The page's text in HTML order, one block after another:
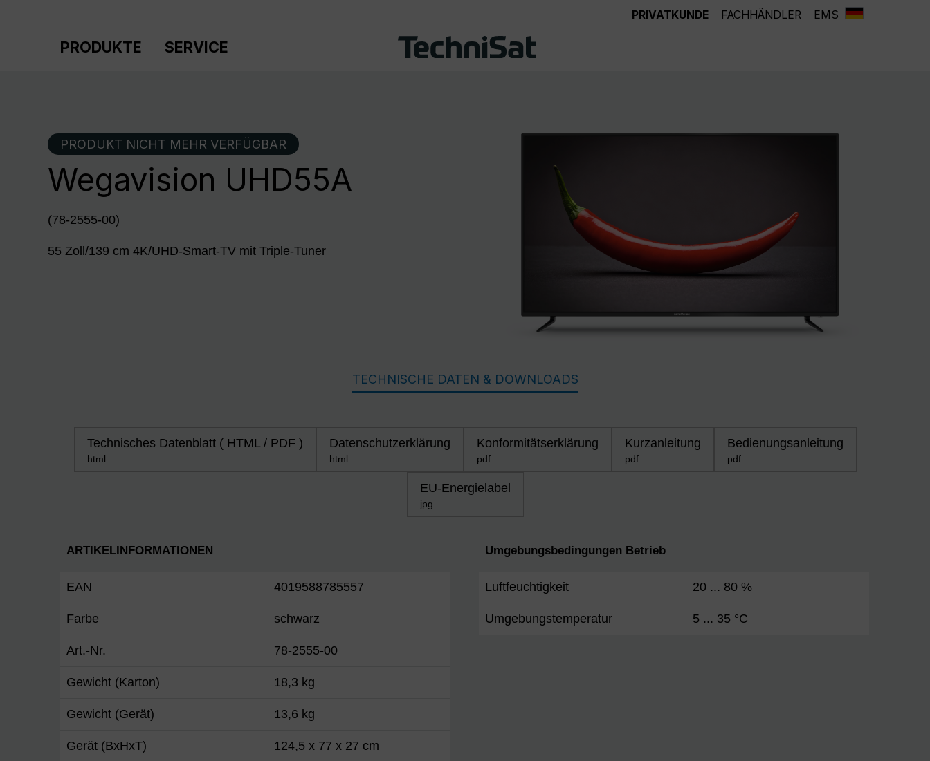
PRIVATKUNDE FACHHÄNDLER EMS
PRODUKTE SERVICE
PRODUKT NICHT MEHR VERFÜGBAR
Wegavision UHD55A
(78-2555-00)
55 Zoll/139 cm 4K/UHD-Smart-TV mit Triple-Tuner
TECHNISCHE DATEN & DOWNLOADS
Technisches Datenblatt ( HTML / PDF )
html
Datenschutzerklärung
html
Konformitätserklärung
pdf
Kurzanleitung
pdf
Bedienungsanleitung
pdf
EU-Energielabel
jpg
ARTIKELINFORMATIONEN
EAN 4019588785557
Farbe schwarz
Art.-Nr. 78-2555-00
Gewicht (Karton) 18,3 kg
Gewicht (Gerät) 13,6 kg
Gerät (BxHxT) 124,5 x 77 x 27 cm
Umgebungsbedingungen Betrieb
Luftfeuchtigkeit 20 ... 80 %
Umgebungstemperatur 5 ... 35 °C